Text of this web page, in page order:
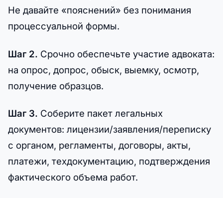
Не давайте «пояснений» без понимания
процессуальной формы.
Шаг 2. Срочно обеспечьте участие адвоката:
на опрос, допрос, обыск, выемку, осмотр,
получение образцов.
Шаг 3. Соберите пакет легальных
документов: лицензии/заявления/переписку
с органом, регламенты, договоры, акты,
платежи, техдокументацию, подтверждения
фактического объема работ.